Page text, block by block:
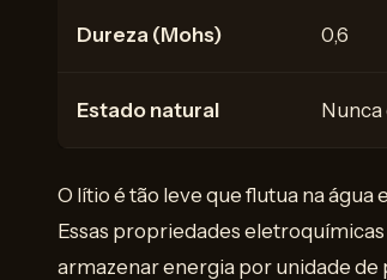
Dureza (Mohs) 0,6
Estado natural
O lítio é tão leve que flutua na
Essas propriedades
armazenar energia por unidade